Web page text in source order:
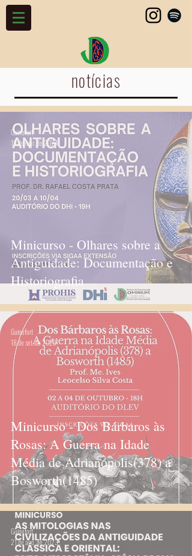
notícias
Minicurso - Olhares sobre a
Antiguidade: Documentação e
Historiografia
Guinefort
19 de mar. de 2024
Minicurso - Dos Bárbaros às
Rosas: A Guerra na Idade
Média de Adrianópolis(378) a
Bosworth(1485)
Guinefort
18 de set. de 2023
Guinefort
21 de ago. de 2023